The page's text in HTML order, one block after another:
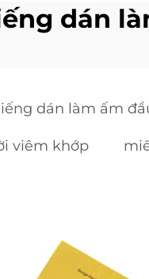
dán
dán làm ấm
viêm khớp